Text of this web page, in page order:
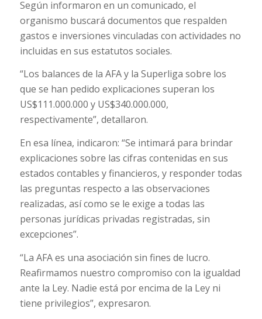
Según informaron en un comunicado, el
organismo buscará documentos que respalden
gastos e inversiones vinculadas con actividades no
incluidas en sus estatutos sociales.
“Los balances de la AFA y la Superliga sobre los
que se han pedido explicaciones superan los
US$111.000.000 y US$340.000.000,
respectivamente”, detallaron.
En esa línea, indicaron: “Se intimará para brindar
explicaciones sobre las cifras contenidas en sus
estados contables y financieros, y responder todas
las preguntas respecto a las observaciones
realizadas, así como se le exige a todas las
personas jurídicas privadas registradas, sin
excepciones”.
“La AFA es una asociación sin fines de lucro.
Reafirmamos nuestro compromiso con la igualdad
ante la Ley. Nadie está por encima de la Ley ni
tiene privilegios”, expresaron.